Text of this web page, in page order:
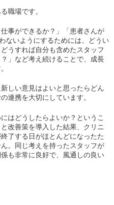
職場です。
事ができるか？」「患者さんが
ないようにするためには、どうい
うすれば自分も含めたスタッフ
」など考え続けることで、成長
しい意見はよいと思ったらどん
連携を大切にしています。
はどうしたらよいか？というこ
改善策を導入した結果、クリニ
了する日がほとんどになったた
。同じ考えを持ったスタッフが
も非常に良好で、風通しの良い